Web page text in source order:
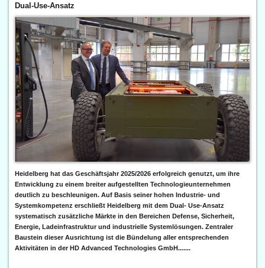
Dual-Use-Ansatz
Heidelberg hat das Geschäftsjahr 2025/2026 erfolgreich genutzt, um ihre
Entwicklung zu einem breiter aufgestellten Technologieunternehmen
deutlich zu beschleunigen. Auf Basis seiner hohen Industrie- und
Systemkompetenz erschließt Heidelberg mit dem Dual- Use-Ansatz
systematisch zusätzliche Märkte in den Bereichen Defense, Sicherheit,
Energie, Ladeinfrastruktur und industrielle Systemlösungen. Zentraler
Baustein dieser Ausrichtung ist die Bündelung aller entsprechenden
Aktivitäten in der HD Advanced Technologies GmbH.......